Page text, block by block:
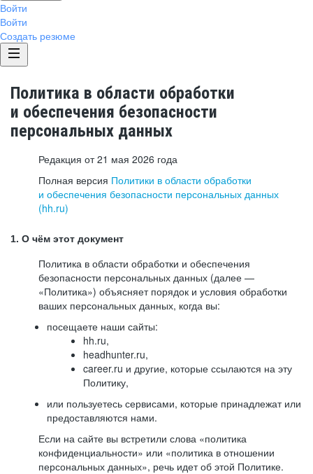
Войти
Войти
Создать резюме
Политика в области обработки
и обеспечения безопасности
персональных данных
Редакция от 21 мая 2026 года
Полная версия Политики в области обработки
и обеспечения безопасности персональных данных
(hh.ru)
1. О чём этот документ
Политика в области обработки и обеспечения
безопасности персональных данных (далее —
«Политика») объясняет порядок и условия обработки
ваших персональных данных, когда вы:
посещаете наши сайты:
hh.ru,
headhunter.ru,
career.ru и другие, которые ссылаются на эту
Политику,
или пользуетесь сервисами, которые принадлежат или
предоставляются нами.
Если на сайте вы встретили слова «политика
конфиденциальности» или «политика в отношении
персональных данных», речь идет об этой Политике.